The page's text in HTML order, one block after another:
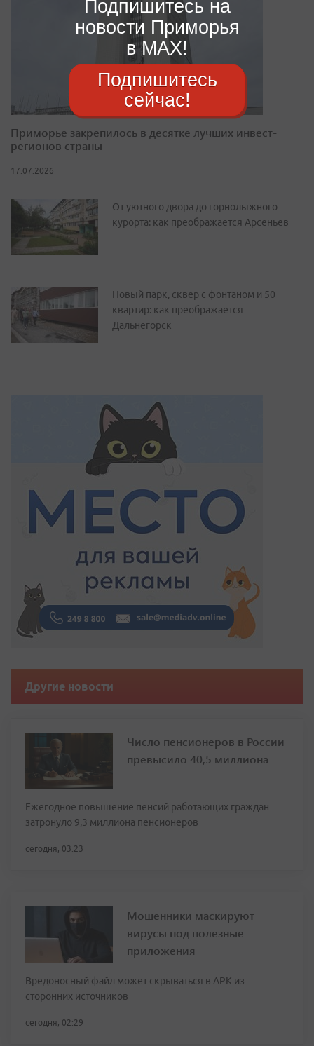
Приморье закрепилось в десятке лучших инвест-
регионов страны
17.07.2026
От уютного двора до горнолыжного
курорта: как преображается Арсеньев
Новый парк, сквер с фонтаном и 50
квартир: как преображается
Дальнегорск
Другие новости
Число пенсионеров в России
превысило 40,5 миллиона
Ежегодное повышение пенсий работающих граждан
затронуло 9,3 миллиона пенсионеров
сегодня, 03:23
Мошенники маскируют
вирусы под полезные
приложения
Вредоносный файл может скрываться в APK из
сторонних источников
сегодня, 02:29
Подпишитесь на
новости Приморья
в MAX!
Подпишитесь
сейчас!